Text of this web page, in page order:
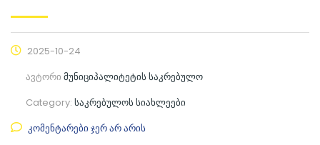
2025-10-24
ავტორი მუნიციპალიტეტის საკრებულო
Category: საკრებულოს სიახლეები
კომენტარები ჯერ არ არის